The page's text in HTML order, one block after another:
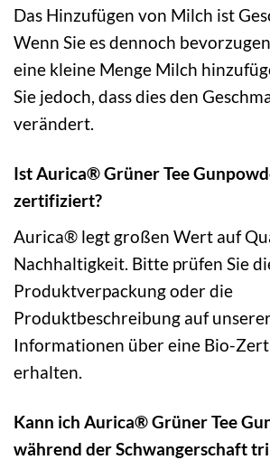
Das Hinzufügen von Milch ist
Wenn Sie es dennoch
eine kleine Menge Milch
Sie jedoch, dass dies den
verändert.
Ist Aurica® Grüner Tee
zertifiziert?
Aurica® legt großen Wert auf
Nachhaltigkeit. Bitte prüfen Sie
Produktverpackung oder die
Produktbeschreibung auf
Informationen über eine Bio-
erhalten.
Kann ich Aurica® Grüner Tee
während der Schwangerschaft